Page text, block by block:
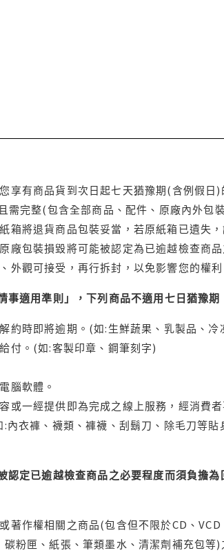
享有商品貨到次日起七天猶豫期(含例假
需完整(包含全部商品、配件、原廠內外包
箱將退貨商品包裝妥當，若原紙箱已遺失
廠包裝損毀將可能被認定為已逾越檢查
外觀可接受，再行拆封，以免影響您的權
事適用準則」，下列商品不適用七日猶豫
約時即將逾期。(如:生鮮蔬果、乳製品、冷
付。(如:客製印章、鋼筆刻字)
腦軟體。
或一經提供即為完成之線上服務，經消費
內衣褲、襪類、褲襪、刮鬍刀、除毛刀等貼
認定已逾越檢查商品之必要程度而須負擔
著作權相關之商品(包含但不限於CD、
粉匣、紙張、筆類墨水、清潔劑補充包等